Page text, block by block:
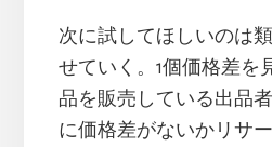
次に試してほしいのは
せていく。1個価格差を
品を販売している出品
に価格差がないかリサ